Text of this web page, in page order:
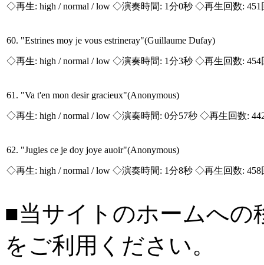
◇再生: high / normal / low ◇演奏時間: 1分0秒 ◇再生回数:
60. "Estrines moy je vous estrineray"(Guillaume Dufay)
◇再生: high / normal / low ◇演奏時間: 1分3秒 ◇再生回数:
61. "Va t'en mon desir gracieux"(Anonymous)
◇再生: high / normal / low ◇演奏時間: 0分57秒 ◇再生回数:
62. "Jugies ce je doy joye auoir"(Anonymous)
◇再生: high / normal / low ◇演奏時間: 1分8秒 ◇再生回数:
■当サイトのホームへの
をご利用ください。